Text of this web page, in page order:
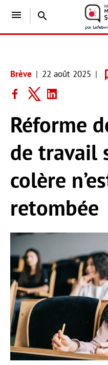
menu search
Brève 22 août 2025
Réforme
de travail
colère
retombée